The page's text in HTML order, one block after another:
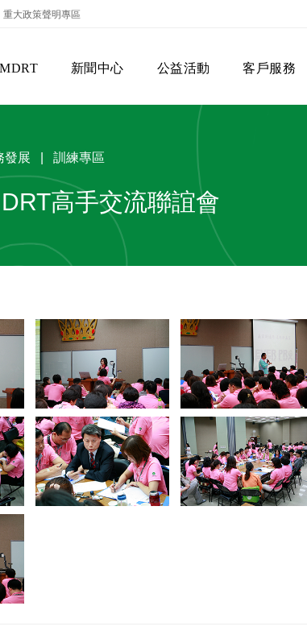
重大政策聲明專區
重大政策聲明 訓練專區
MDRT 新聞中心 公益活動 客戶服務
永達保戶申訴
發展 | 訓練專區
高手交流聯誼會